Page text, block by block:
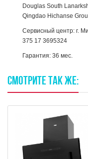
Douglas South
Qingdao Hichanse
Сервисный центр: г.
375 17 3695324
Гарантия: 36 мес.
СМОТРИТЕ ТАКЖЕ: